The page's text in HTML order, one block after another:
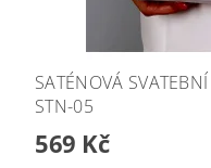
SATÉNOVÁ
STN-05
569 Kč